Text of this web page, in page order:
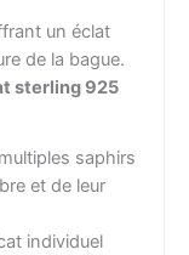
un éclat
de la bague.
sterling 925
saphirs
et de leur
individuel